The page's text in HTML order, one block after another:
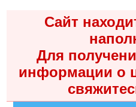
Сайт
Для
информации о